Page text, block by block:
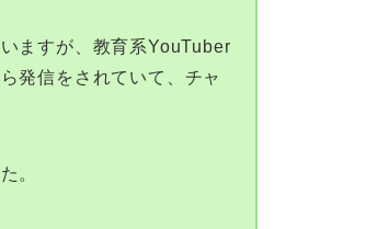
ますが、教育系YouTuber
発信をされていて、チャ
。